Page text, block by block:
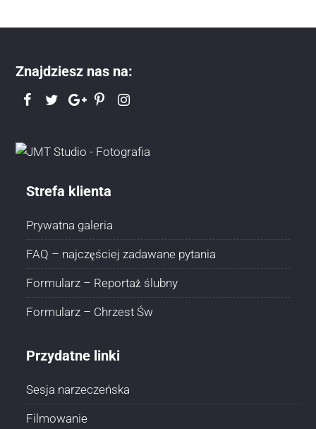
Znajdziesz nas na:
Strefa klienta
Prywatna galeria
FAQ – najczęściej zadawane pytania
Formularz – Reportaż ślubny
Formularz – Chrzest Św
Przydatne linki
Sesja narzeczeńska
Filmowanie